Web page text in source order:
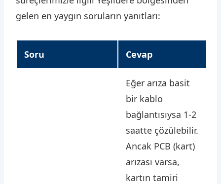
gelen en yaygın soruların yanıtları:
Soru Cevap
Eğer arıza basit
bir kablo
bağlantısıysa 1-2
saatte çözülebilir.
Ancak PCB (kart)
arızası varsa,
kartın tamiri